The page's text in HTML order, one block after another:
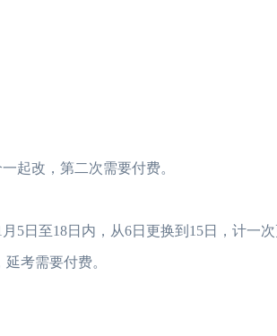
起改，第二次需要付费。
5日至18日内，从6日更换到15日，计一
考需要付费。